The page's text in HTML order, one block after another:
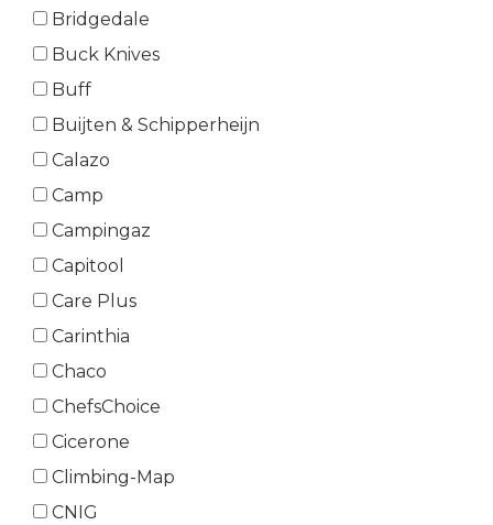
Bridgedale
Buck Knives
Buff
Buijten & Schipperheijn
Calazo
Camp
Campingaz
Capitool
Care Plus
Carinthia
Chaco
ChefsChoice
Cicerone
Climbing-Map
CNIG